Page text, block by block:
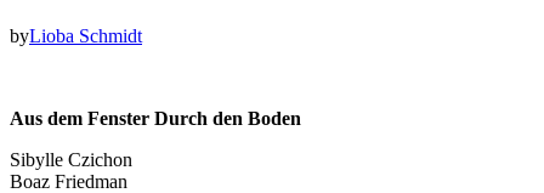
byLioba Schmidt
Aus dem Fenster Durch den Boden
Sibylle Czichon
Boaz Friedman